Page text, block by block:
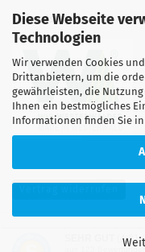
Diese Webseite
Technologien
Wir verwenden Cookies
Drittanbietern, um die
gewährleisten, die
Ihnen ein bestmögliches
Informationen finden Sie
Heimatsiegel:
(4.81